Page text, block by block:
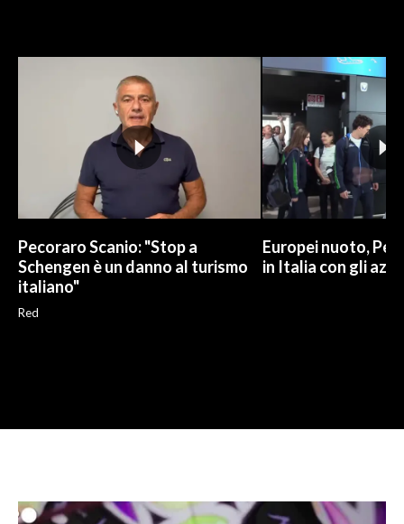
Pecoraro Scanio: "Stop a
Schengen è un danno al turismo
italiano"
Red
Europei nuoto,
in Italia con gli